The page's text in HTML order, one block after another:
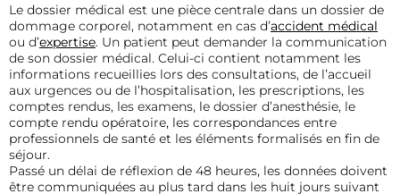
Le dossier médical est une pièce centrale dans un dossier de
dommage corporel, notamment en cas d’accident médical
ou d’expertise. Un patient peut demander la communication
de son dossier médical. Celui-ci contient notamment les
informations recueillies lors des consultations, de l’accueil
aux urgences ou de l’hospitalisation, les prescriptions, les
comptes rendus, les examens, le dossier d’anesthésie, le
compte rendu opératoire, les correspondances entre
professionnels de santé et les éléments formalisés en fin de
séjour.
Passé un délai de réflexion de 48 heures, les données doivent
être communiquées au plus tard dans les huit jours suivant